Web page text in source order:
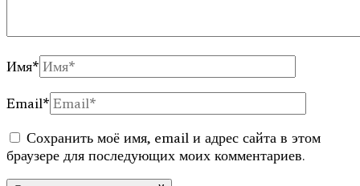
Имя*
Email*
Сохранить моё имя, email и адрес сайта в этом
браузере для последующих моих комментариев.